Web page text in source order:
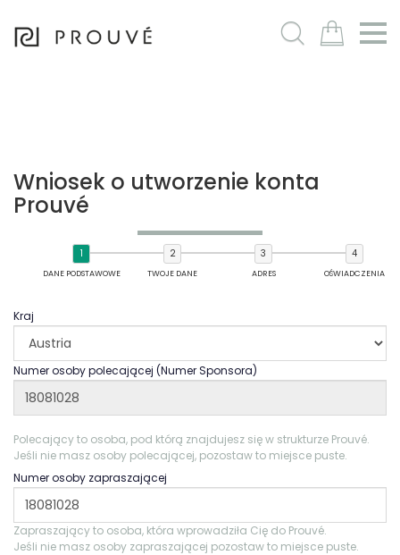
m
Wniosek o utworzenie konta
Prouvé
DANE PODSTAWOWE TWOJE DANE ADRES OŚWIADCZENIA
Kraj
Numer osoby polecającej (Numer Sponsora)
Polecający to osoba, pod którą znajdujesz się w strukturze Prouvé.
Jeśli nie masz osoby polecającej, pozostaw to miejsce puste.
Numer osoby zapraszającej
Zapraszający to osoba, która wprowadziła Cię do Prouvé.
Jeśli nie masz osoby zapraszającej pozostaw to miejsce puste.